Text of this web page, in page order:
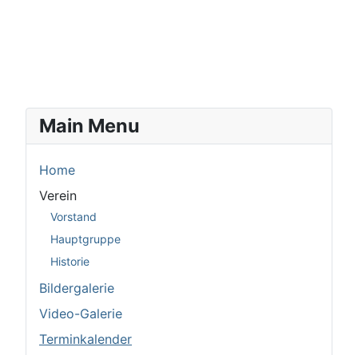
Main Menu
Home
Verein
Vorstand
Hauptgruppe
Historie
Bildergalerie
Video-Galerie
Terminkalender